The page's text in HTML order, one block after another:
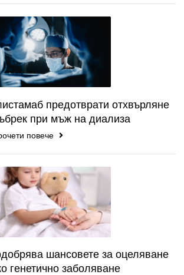
предотврати отхвърляне
при мъж на диализа
повече
шансовете за оцеляване
генетично заболяване